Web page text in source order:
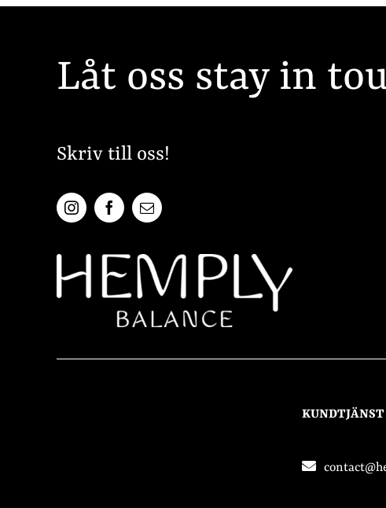
Låt oss stay in
Skriv till oss!
KUNDTJÄNST